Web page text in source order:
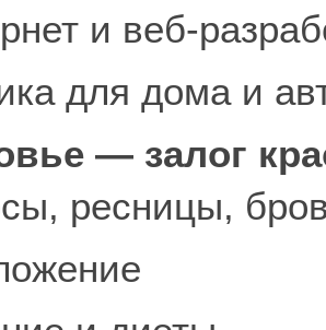
и веб-
для дома и
— залог
ресницы,